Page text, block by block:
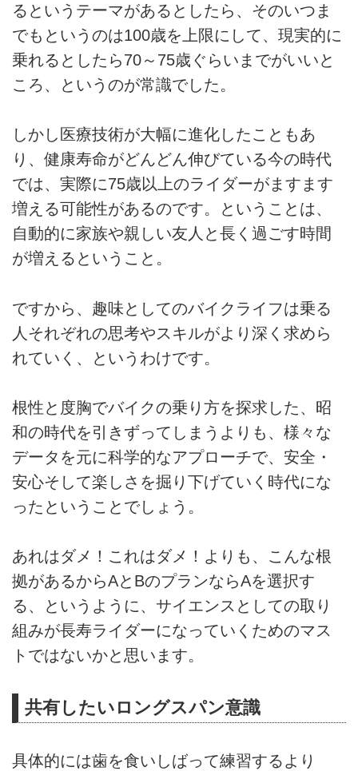
るというテーマがあるとしたら、そのいつま
でもというのは100歳を上限にして、現実的に
乗れるとしたら70～75歳ぐらいまでがいいと
ころ、というのが常識でした。
しかし医療技術が大幅に進化したこともあ
り、健康寿命がどんどん伸びている今の時代
では、実際に75歳以上のライダーがますます
増える可能性があるのです。ということは、
自動的に家族や親しい友人と長く過ごす時間
が増えるということ。
ですから、趣味としてのバイクライフは乗る
人それぞれの思考やスキルがより深く求めら
れていく、というわけです。
根性と度胸でバイクの乗り方を探求した、昭
和の時代を引きずってしまうよりも、様々な
データを元に科学的なアプローチで、安全・
安心そして楽しさを掘り下げていく時代にな
ったということでしょう。
あれはダメ！これはダメ！よりも、こんな根
拠があるからAとBのプランならAを選択す
る、というように、サイエンスとしての取り
組みが長寿ライダーになっていくためのマス
トではないかと思います。
共有したいロングスパン意識
具体的には歯を食いしばって練習するより